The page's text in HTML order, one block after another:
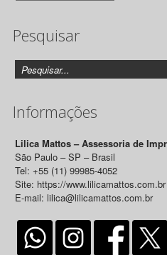
Releases
Pesquisar
Informações
Lilica Mattos – Assessoria de
São Paulo – SP – Brasil
Tel: +55 (11) 99985-4052
Site: https://www.lilicamattos.com.br
E-mail: lilica@lilicamattos.com.br